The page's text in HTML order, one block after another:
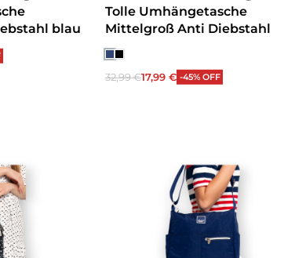
blau
Tolle Umhängetasche
Mittelgroß Anti Diebstahl
32,99€17,99 € -45% OFF